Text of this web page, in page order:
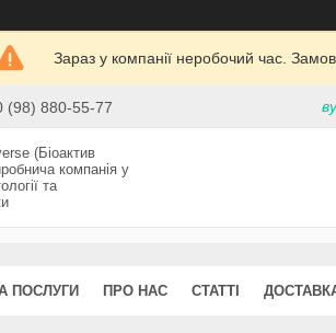
Зараз у компанії неробочий час.
(98) 880-55-77
(Біоактив
компанія у
та
ПОСЛУГИ ПРО НАС СТАТТІ